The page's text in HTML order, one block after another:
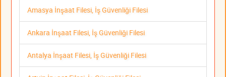
Amasya İnşaat Filesi, İş Güvenliği Filesi
Ankara İnşaat Filesi, İş Güvenliği Filesi
Antalya İnşaat Filesi, İş Güvenliği Filesi